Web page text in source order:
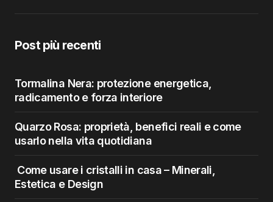
Post più recenti
Tormalina Nera: protezione energetica,
radicamento e forza interiore
Quarzo Rosa: proprietà, benefici reali e come
usarlo nella vita quotidiana
Come usare i cristalli in casa – Minerali,
Estetica e Design